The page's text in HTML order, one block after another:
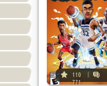
110
771